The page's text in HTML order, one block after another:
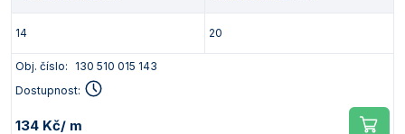
14 20
Obj. číslo:
130 510 015 143
Dostupnost:
134 Kč/ m